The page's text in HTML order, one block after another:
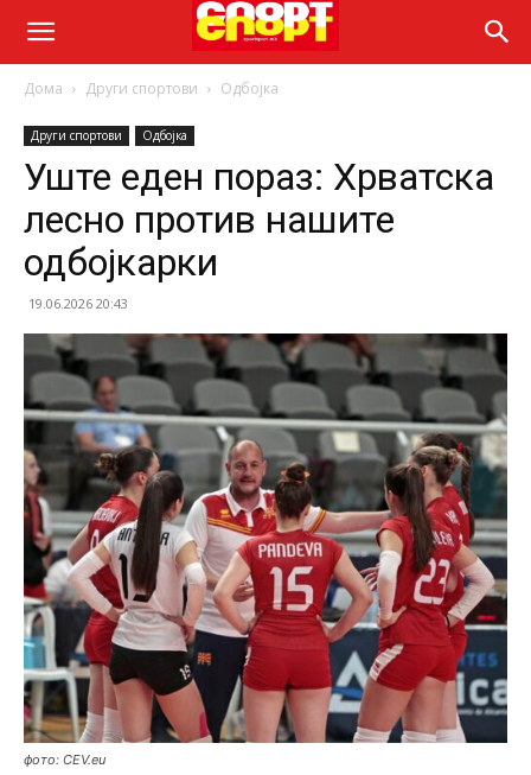
Дома Други спортови Одбојка
Други спортови Одбојка
Уште еден пораз: Хрватска
лесно против нашите
одбојкарки
19.06.2026 20:43
фото: CEV.eu